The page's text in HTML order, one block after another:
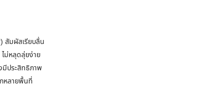
สัมผัสเรียบลื่น
ม่หลุดลุ่ยง่าย
มีประสิทธิภาพ
หลายพื้นที่